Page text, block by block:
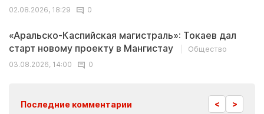
02.08.2026, 18:29
0
«Аральско-Каспийская магистраль»: Токаев дал
старт новому проекту в Мангистау
Общество
03.08.2026, 14:00
0
Последние комментарии < >